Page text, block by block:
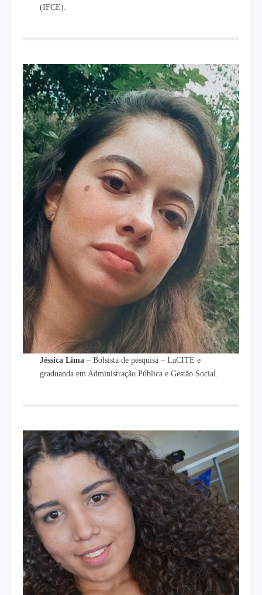
(IFCE).
Jéssica Lima – Bolsista de pesquisa – LaCITE e
graduanda em Administração Pública e Gestão Social.